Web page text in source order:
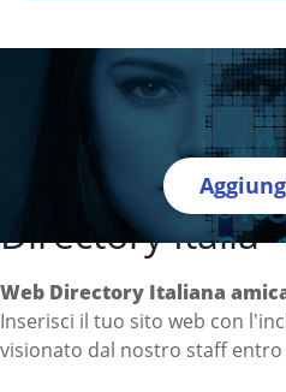
Directory Italia
Web Directory Italiana
Inserisci il tuo sito web con
visionato dal nostro staff entro